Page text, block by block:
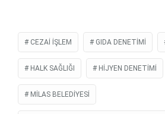
CEZAİ İŞLEM GIDA DENETIMI
HALK SAĞLIĞI HIJYEN DENETIMI
MILAS BELEDIYESI